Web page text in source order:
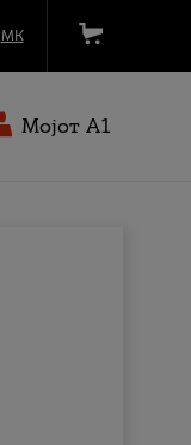
МК
Мојот A1